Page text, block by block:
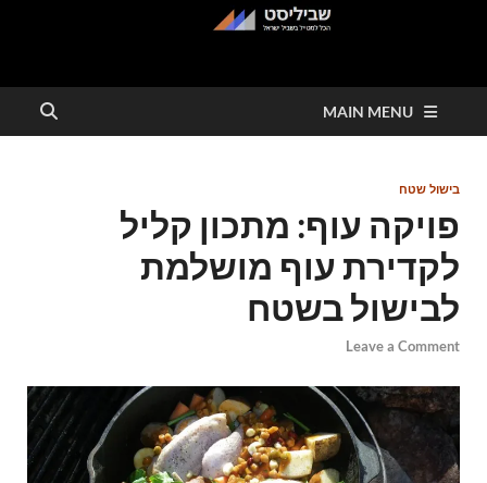
שביליסט
MAIN MENU
בישול שטח
פויקה עוף: מתכון קליל
לקדירת עוף מושלמת
לבישול בשטח
Leave a Comment